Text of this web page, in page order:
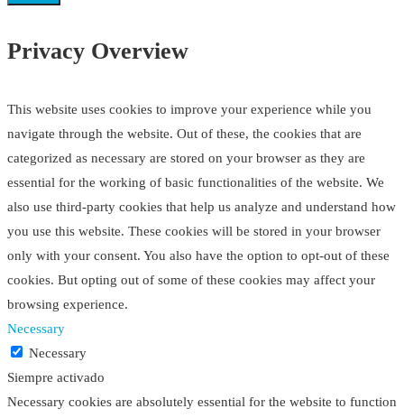
Privacy Overview
This website uses cookies to improve your experience while you
navigate through the website. Out of these, the cookies that are
categorized as necessary are stored on your browser as they are
essential for the working of basic functionalities of the website. We
also use third-party cookies that help us analyze and understand how
you use this website. These cookies will be stored in your browser
only with your consent. You also have the option to opt-out of these
cookies. But opting out of some of these cookies may affect your
browsing experience.
Necessary
Necessary
Siempre activado
Necessary cookies are absolutely essential for the website to function